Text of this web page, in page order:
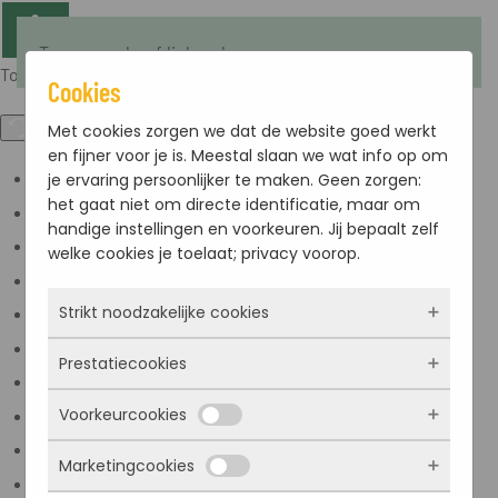
Toegankelijkheid
Kleuren omkeren
Monochroom
Donker contrast
Lage kleur verzadiging
Titels markeren
Terug naar hoofdinhoud
Cookies
Met cookies zorgen we dat de website goed werkt
en fijner voor je is. Meestal slaan we wat info op om
je ervaring persoonlijker te maken. Geen zorgen:
het gaat niet om directe identificatie, maar om
handige instellingen en voorkeuren. Jij bepaalt zelf
welke cookies je toelaat; privacy voorop.
Strikt noodzakelijke cookies
Deze cookies zorgen ervoor dat de website
überhaupt werkt. Ze zijn dus altijd actief en
kunnen niet worden uitgezet. Meestal worden
ze alleen geplaatst als jij iets doet, zoals
inloggen, een formulier invullen of je
Prestatiecookies
Met deze cookies zien we hoe vaak onze site
bezocht wordt, waar bezoekers vandaan
komen en welke pagina’s populair zijn. Zo
Voorkeurcookies
Deze cookies onthouden jouw voorkeuren.
Marketingcookies